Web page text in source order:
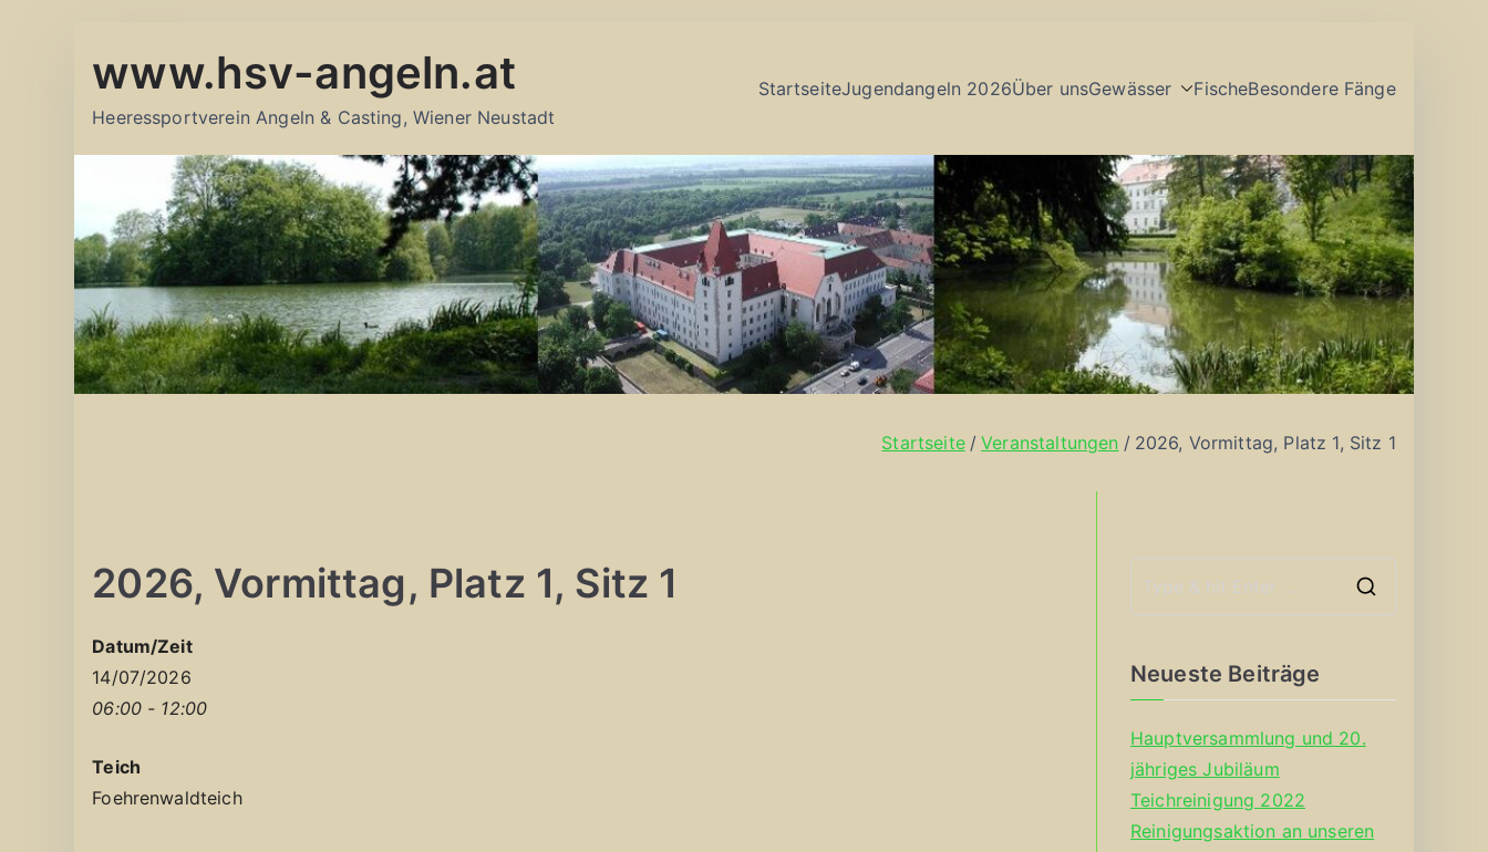
Inhalt
www.hsv-angeln.at
Heeressportverein Angeln & Casting, Wiener Neustadt
StartseiteJugendangeln 2026Über unsGewässer FischeBesondere Fänge
Startseite Veranstaltungen 2026, Vormittag, Platz 1, Sitz 1
2026, Vormittag, Platz 1, Sitz 1
Datum/Zeit
14/07/2026
06:00 - 12:00
Teich
Foehrenwaldteich
Neueste Beiträge
Hauptversammlung und 20.
jähriges Jubiläum
Teichreinigung 2022
Reinigungsaktion an unseren